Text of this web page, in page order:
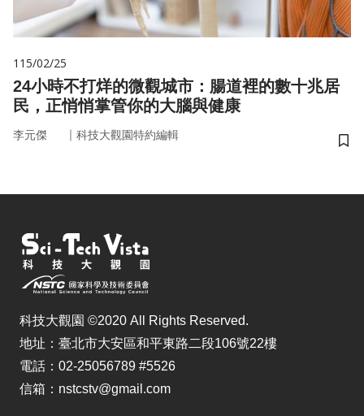
115/02/25
24小時不打烊的微觀城市：腸道裡的數十兆居
民，正悄悄掌管你的大腦與健康
李元傑 ｜ 科技大觀園特約編輯
儲
科技大觀園 ©2020 All Rights Reserved.
地址：臺北市大安區和平東路二段106號22樓
電話：02-25056789 #5526
信箱：nstcstv@gmail.com